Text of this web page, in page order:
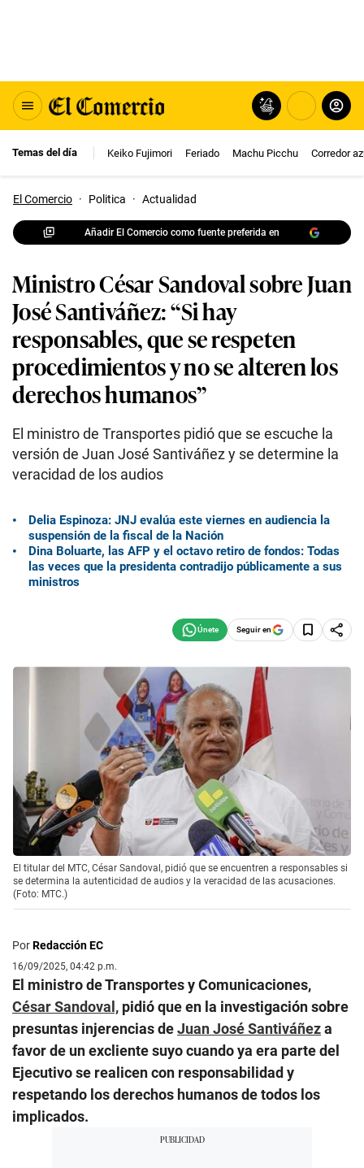
Temas del día Keiko Fujimori Feriado Machu Picchu Corredor
El Comercio · Politica · Actualidad
Añadir El Comercio como fuente preferida en
Ministro César Sandoval sobre Juan
José Santiváñez: “Si hay
responsables, que se respeten
procedimientos y no se alteren los
derechos humanos”
El ministro de Transportes pidió que se escuche la
versión de Juan José Santiváñez y se determine la
veracidad de los audios
Delia Espinoza: JNJ evalúa este viernes en audiencia la
suspensión de la fiscal de la Nación
Dina Boluarte, las AFP y el octavo retiro de fondos: Todas
las veces que la presidenta contradijo públicamente a sus
ministros
Seguir en
El titular del MTC, César Sandoval, pidió que se encuentren a responsables si
se determina la autenticidad de audios y la veracidad de las acusaciones.
(Foto: MTC.)
PorRedacción EC
16/09/2025, 04:42 p.m.
El ministro de Transportes y Comunicaciones,
César Sandoval, pidió que en la investigación sobre
presuntas injerencias deJuan José Santiváñeza
favor de un excliente suyo cuando ya era parte del
Ejecutivo se realicen con responsabilidad y
respetando los derechos humanos de todos los
implicados.